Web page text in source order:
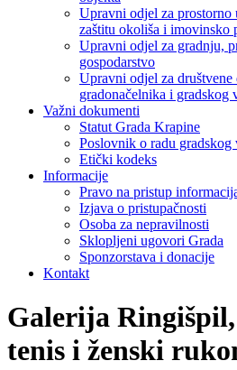
Upravni odjel za prostorno
zaštitu okoliša i imovinsko
Upravni odjel za gradnju,
gospodarstvo
Upravni odjel za društvene
gradonačelnika i gradskog
Važni dokumenti
Statut Grada Krapine
Poslovnik o radu gradskog
Etički kodeks
Informacije
Pravo na pristup
Izjava o pristupačnosti
Osoba za nepravilnosti
Sklopljeni ugovori Grada
Sponzorstava i donacije
Kontakt
Galerija
tenis i ženski